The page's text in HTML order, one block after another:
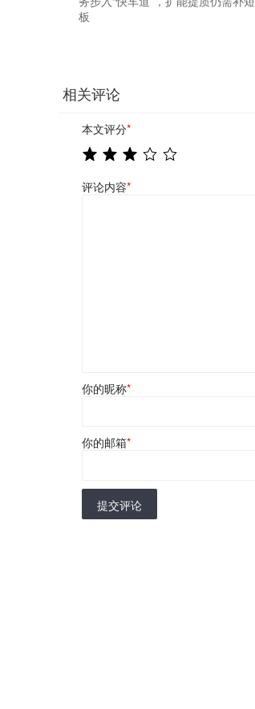
板
相关评论
本文评分*
评论内容*
你的昵称*
你的邮箱*
提交评论